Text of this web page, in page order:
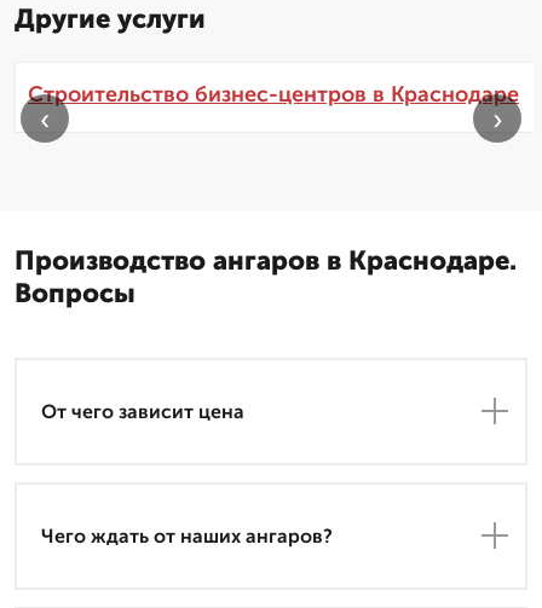
Другие услуги
Строительство бизнес-центров в Краснодаре
‹ ›
Производство ангаров в Краснодаре.
Вопросы
От чего зависит цена
Чего ждать от наших ангаров?